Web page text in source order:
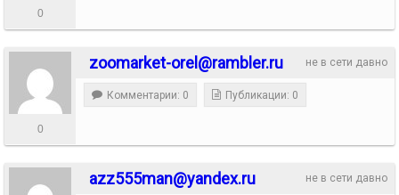
0
не в сети давно
zoomarket-orel@rambler.ru
0
Комментарии: 0 Публикации: 0
не в сети давно
azz555man@yandex.ru